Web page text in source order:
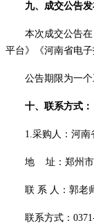
九、成交公告
本次成交公告在
平台》《河南省电子
公告期限为一个
十、联系方式：
1.采购人：河南
地 址：郑州
联 系 人： 郭老
联系方式：